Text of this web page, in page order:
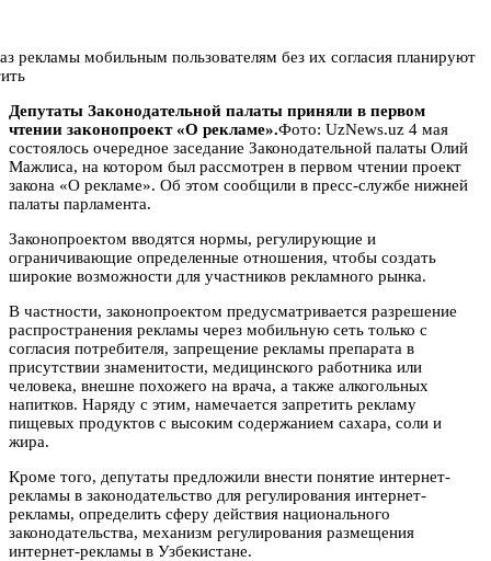
Депутаты Законодательной палаты приняли в первом
чтении законопроект «О рекламе».Фото: UzNews.uz 4 мая
состоялось очередное заседание Законодательной палаты Олий
Мажлиса, на котором был рассмотрен в первом чтении проект
закона «О рекламе». Об этом сообщили в пресс-службе нижней
палаты парламента.
Законопроектом вводятся нормы, регулирующие и
ограничивающие определенные отношения, чтобы создать
широкие возможности для участников рекламного рынка.
В частности, законопроектом предусматривается разрешение
распространения рекламы через мобильную сеть только с
согласия потребителя, запрещение рекламы препарата в
присутствии знаменитости, медицинского работника или
человека, внешне похожего на врача, а также алкогольных
напитков. Наряду с этим, намечается запретить рекламу
пищевых продуктов с высоким содержанием сахара, соли и
жира.
Кроме того, депутаты предложили внести понятие интернет-
рекламы в законодательство для регулирования интернет-
рекламы, определить сферу действия национального
законодательства, механизм регулирования размещения
интернет-рекламы в Узбекистане.